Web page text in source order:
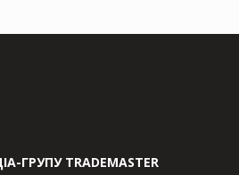
ГРУПУ TRADEMASTER